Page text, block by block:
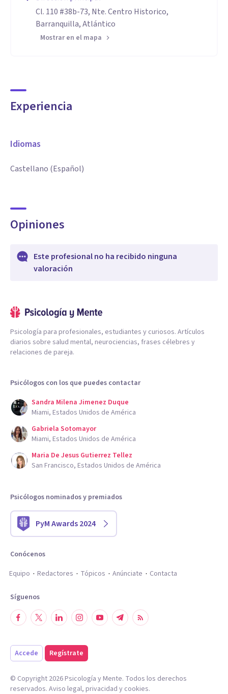
Cl. 110 #38b-73, Nte. Centro Historico,
Barranquilla, Atlántico
Mostrar en el mapa
Experiencia
Idiomas
Castellano (Español)
Opiniones
Este profesional no ha recibido ninguna
valoración
Psicología para profesionales, estudiantes y curiosos. Artículos
diarios sobre salud mental, neurociencias, frases célebres y
relaciones de pareja.
Psicólogos con los que puedes contactar
Sandra Milena Jimenez Duque
Miami, Estados Unidos de América
Gabriela Sotomayor
Miami, Estados Unidos de América
Maria De Jesus Gutierrez Tellez
San Francisco, Estados Unidos de América
Psicólogos nominados y premiados
PyM Awards 2024
Conócenos
Equipo
Redactores Tópicos Anúnciate Contacta
Síguenos
Accede Regístrate
© Copyright 2026Psicología y Mente. Todos los derechos
reservados. Aviso legal, privacidad y cookies.